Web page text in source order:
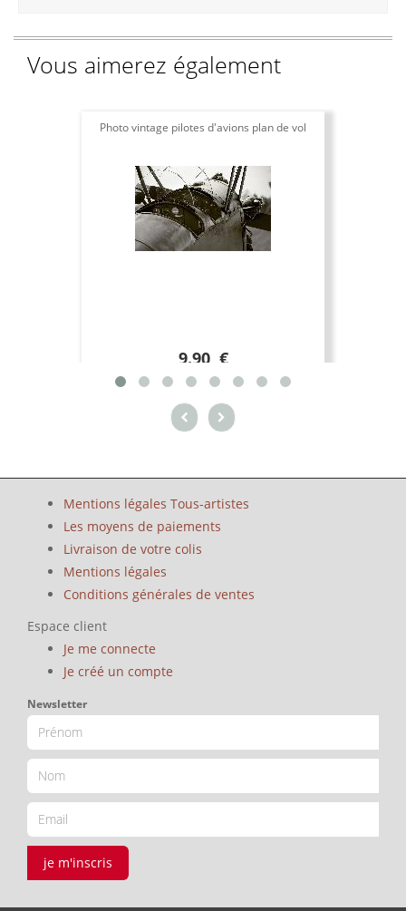
Vous aimerez également
Photo vintage pilotes d'avions plan de vol
9.90 €
Mentions légales Tous-artistes
Les moyens de paiements
Livraison de votre colis
Mentions légales
Conditions générales de ventes
Espace client
Je me connecte
Je créé un compte
Newsletter
je m'inscris